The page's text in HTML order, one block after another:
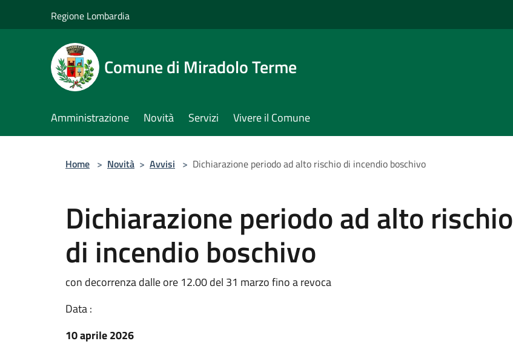
Regione Lombardia
Comune di Miradolo Terme
Amministrazione Novità Servizi Vivere il Comune
Home > Novità > Avvisi > Dichiarazione periodo ad alto rischio di incendio boschivo
Dichiarazione periodo ad alto rischio
di incendio boschivo
con decorrenza dalle ore 12.00 del 31 marzo fino a revoca
Data :
10 aprile 2026